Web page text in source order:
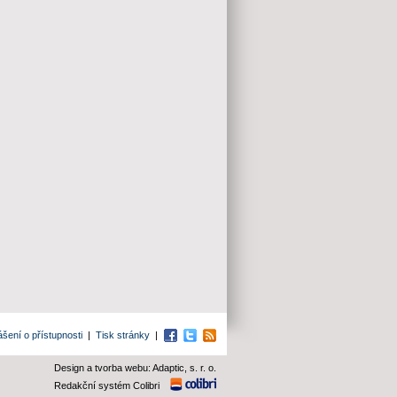
o přístupnosti | Tisk stránky | Facebook
TwitterRSS
Design a tvorba webu: Adaptic, s. r. o.
Redakční systém Colibri